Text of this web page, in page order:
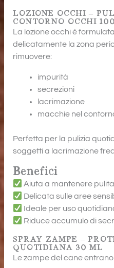
LOZIONE OCCHI –
CONTORNO OCCHI
La lozione occhi è
delicatamente la zona
rimuovere:
impurità
secrezioni
lacrimazione
macchie nel
Perfetta per la pulizia
soggetti a lacrimazione
Benefici
Aiuta a mantenere
Delicata sulle aree
Ideale per uso
Riduce accumulo di
SPRAY ZAMPE –
QUOTIDIANA 30 ML
Le zampe del cane